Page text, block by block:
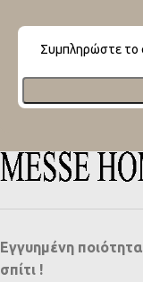
Εγγυημένη
σπίτι !